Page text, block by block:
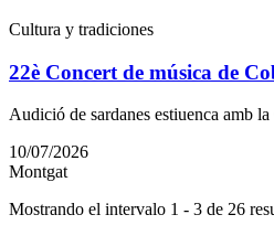
Cultura y tradiciones
22è Concert de música de
Audició de sardanes estiuenca amb
10/07/2026
Montgat
Mostrando el intervalo 1 - 3 de 26